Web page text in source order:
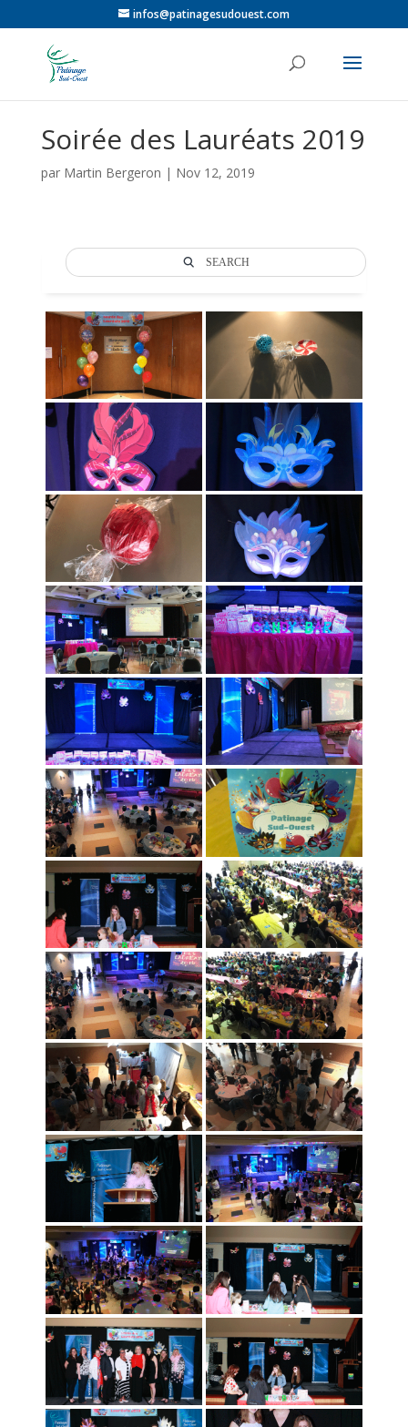
infos@patinagesudouest.com
Soirée des Lauréats 2019
par Martin Bergeron | Nov 12, 2019
SEARCH